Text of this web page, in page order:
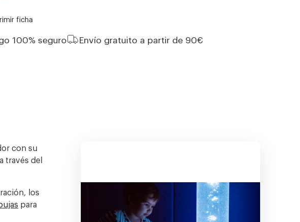
ficha
100% seguro Envío gratuito a partir de 90€
con su
través del
los
para